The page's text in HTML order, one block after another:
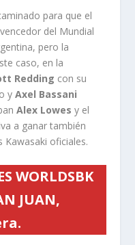
para que el
del Mundial
pero la
caso, en la
Redding con su
yAxel Bassani
Alex Lowes y el
a ganar también
Kawasaki oficiales.
WORLDSBK
JUAN,